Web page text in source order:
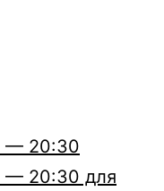
— 20:30
— 20:30 для